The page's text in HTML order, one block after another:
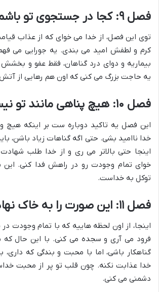
فصل ۹: کجا در جستجوی تو باشم؟
توی این فصل، از خدا می خوای که از عذاب
کرم و لطفش امید می بندی. یه جورایی می
بیماریه و دوای درد گناهان، فقط عفو و
یه حاجت بزرگ می کنی که اون هم رهایی از
فصل ۱۰: هیچ پناهی مانند تو نیست
این فصل یه تاکید دوباره ست بر اینکه هیچ
خدا ناامید بشی. حتی اگه گناهات زیاد باشن،
اینجا حتی بالاتر می ری و از خدا طلب
خوای تمام وجودت رو در راهش فدا کنی.
توکل به خداست.
فصل ۱۱: این صورت را به خاک نهاده ام
اینجا، از اون لحظه هاییه که با تمام وجودت
فرود می آری و سجده می کنی. با این حال که
گناهکار باشی، اما با محبت و بندگی که داری،
خدا عذابت نکنه. چون قلب تو پر از محبت
دشمنی می کنی.